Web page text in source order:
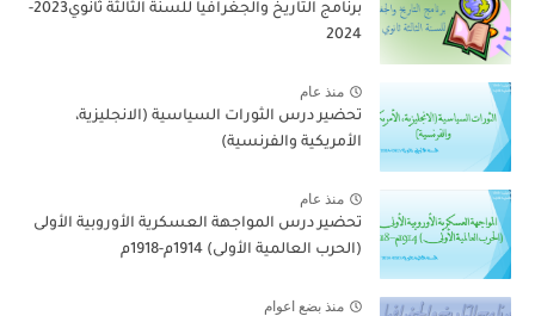
برنامج التاريخ والجغرافيا للسنة الثالثة ثانوي2023-
2024
منذ عام
تحضير درس الثورات السياسية (الانجليزية،
الأمريكية والفرنسية)
منذ عام
تحضير درس المواجهة العسكرية الأوروبية الأولى
(الحرب العالمية الأولى) 1914م-1918م
منذ بضع اعوام